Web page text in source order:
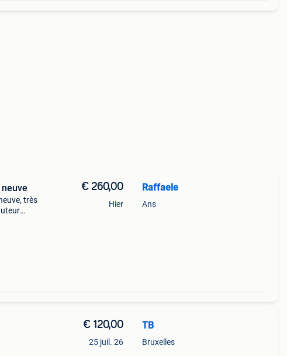
très
€ 260,00
Hier
Raffaele
Ans
€ 120,00
25 juil. 26
TB
Bruxelles